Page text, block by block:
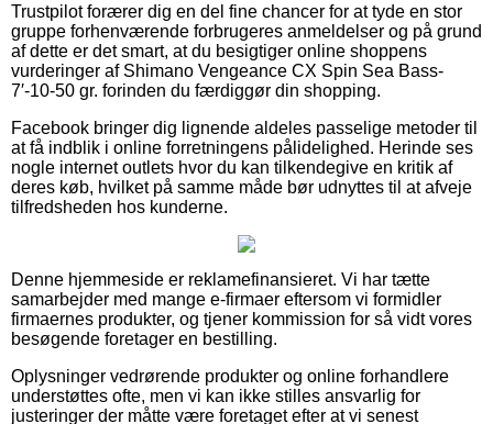
Trustpilot forærer dig en del fine chancer for at tyde en stor
gruppe forhenværende forbrugeres anmeldelser og på grund
af dette er det smart, at du besigtiger online shoppens
vurderinger af Shimano Vengeance CX Spin Sea Bass-
7′-10-50 gr. forinden du færdiggør din shopping.
Facebook bringer dig lignende aldeles passelige metoder til
at få indblik i online forretningens pålidelighed. Herinde ses
nogle internet outlets hvor du kan tilkendegive en kritik af
deres køb, hvilket på samme måde bør udnyttes til at afveje
tilfredsheden hos kunderne.
Denne hjemmeside er reklamefinansieret. Vi har tætte
samarbejder med mange e-firmaer eftersom vi formidler
firmaernes produkter, og tjener kommission for så vidt vores
besøgende foretager en bestilling.
Oplysninger vedrørende produkter og online forhandlere
understøttes ofte, men vi kan ikke stilles ansvarlig for
justeringer der måtte være foretaget efter at vi senest